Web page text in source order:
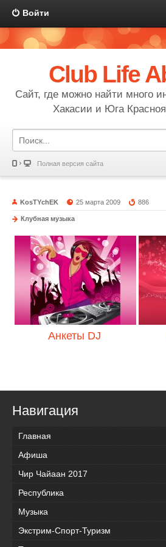
Войти
Club Life
Сайт, где можно найти много
Хакасии и Юга
Полная версия сайта
KosTYchEK 25 марта 2009 886
Клубная музыка
Анкеты DJ
Навигация
Главная
Афиша
Чир Чайаан 2017
Республика
Музыка
Экстрим-Спорт-Туризм